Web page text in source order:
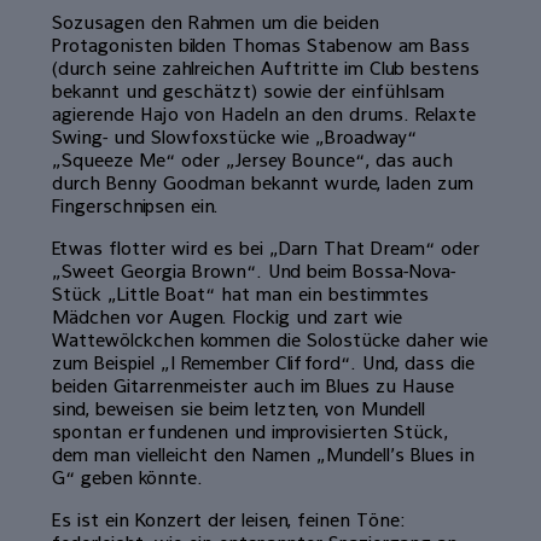
Sozusagen den Rahmen um die beiden
Protagonisten bilden Thomas Stabenow am Bass
(durch seine zahlreichen Auftritte im Club bestens
bekannt und geschätzt) sowie der einfühlsam
agierende Hajo von Hadeln an den drums. Relaxte
Swing- und Slowfoxstücke wie „Broadway“
„Squeeze Me“ oder „Jersey Bounce“, das auch
durch Benny Goodman bekannt wurde, laden zum
Fingerschnipsen ein.
Etwas flotter wird es bei „Darn That Dream“ oder
„Sweet Georgia Brown“. Und beim Bossa-Nova-
Stück „Little Boat“ hat man ein bestimmtes
Mädchen vor Augen. Flockig und zart wie
Wattewölckchen kommen die Solostücke daher wie
zum Beispiel „I Remember Clifford“. Und, dass die
beiden Gitarrenmeister auch im Blues zu Hause
sind, beweisen sie beim letzten, von Mundell
spontan erfundenen und improvisierten Stück,
dem man vielleicht den Namen „Mundell’s Blues in
G“ geben könnte.
Es ist ein Konzert der leisen, feinen Töne: